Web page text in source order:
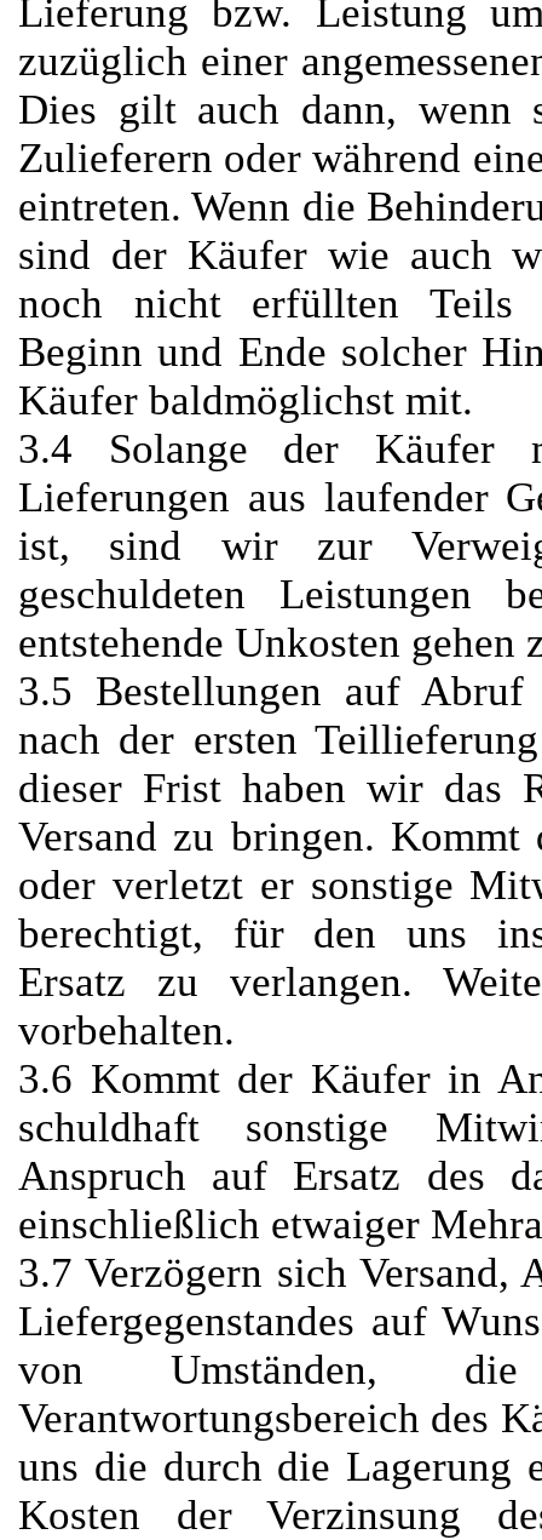
Lieferung bzw. Leistung
zuzüglich einer
Dies gilt auch dann, wenn
Zulieferern oder während
eintreten. Wenn die
sind der Käufer wie auch
noch nicht erfüllten Teils
Beginn und Ende solcher
Käufer baldmöglichst mit.
3.4 Solange der Käufer
Lieferungen aus laufender
ist, sind wir zur
geschuldeten Leistungen
entstehende Unkosten gehen
3.5 Bestellungen auf Abruf
nach der ersten
dieser Frist haben wir das
Versand zu bringen.
oder verletzt er sonstige
berechtigt, für den uns
Ersatz zu verlangen.
vorbehalten.
3.6 Kommt der Käufer in
schuldhaft sonstige
Anspruch auf Ersatz des
einschließlich etwaiger
3.7 Verzögern sich Versand,
Liefergegenstandes auf
von Umständen,
Verantwortungsbereich des
uns die durch die Lagerung
Kosten der Verzinsung